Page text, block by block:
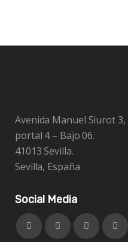
Avenida Manuel Siurot 3,
portal 4 – Bajo 06.
41013 Sevilla.
Sevilla, España
Social Media